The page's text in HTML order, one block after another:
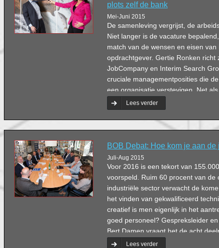
plots zelf de bank
Mei-Juni 2015
De samenleving vergrijst, de
Niet langer is de vacature
match van de wensen en eisen van
opdrachtgever. Gertie Ronken richt
JobCompany en Interim Search
cruciale managementposities die
een organisatie verstevigen. Net
Accountmanager Zakelijke Relaties
Hertogenbosch en Omstreken,
bedrijven succesvoller maken.
Lees verder
BOB Debat: Hoe kom je aan
Juli-Aug 2015
Voor 2016 is een tekort van
voorspeld. Ruim 60 procent van de
industriële sector verwacht de
het vinden van gekwalificeerd
creatief is men eigenlijk in het
goed personeel? Gespreksleider
Bert Damen vraagt het de acht
Debat.Lees verder